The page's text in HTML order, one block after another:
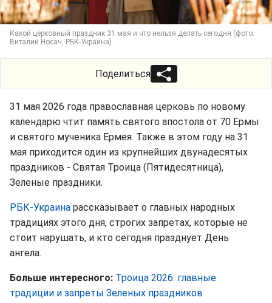
Какой церковный праздник 31 мая и что нельзя делать сегодня (фото:
Виталий Носач, РБК-Украина)
Поделиться
31 мая 2026 года православная церковь по новому
календарю чтит память святого апостола от 70 Ермы
и святого мученика Ермея. Также в этом году на 31
мая приходится один из крупнейших двунадесятых
праздников - Святая Троица (Пятидесятница),
Зеленые праздники.
РБК-Украина рассказывает о главных народных
традициях этого дня, строгих запретах, которые не
стоит нарушать, и кто сегодня празднует День
ангела.
Больше интересного: Троица 2026: главные
традиции и запреты Зеленых праздников